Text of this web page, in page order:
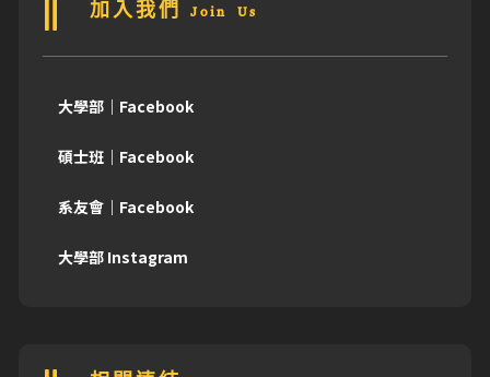
加入我們 Join Us
大學部｜Facebook
碩士班｜Facebook
系友會｜Facebook
大學部 Instagram